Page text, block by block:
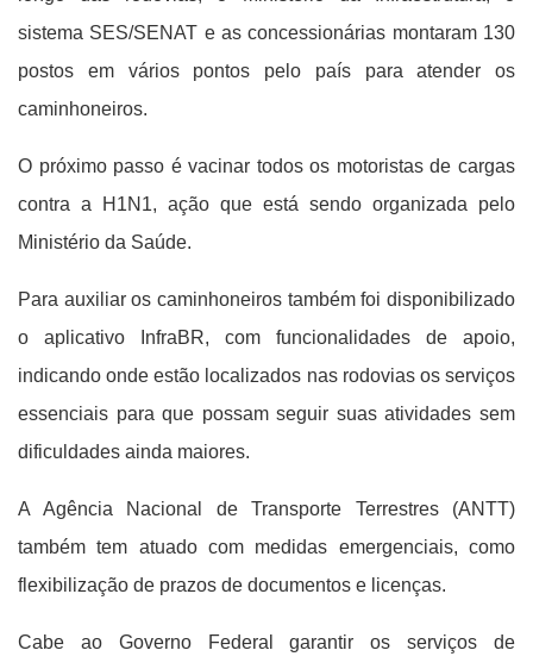
sistema SES/SENAT e as concessionárias montaram 130
postos em vários pontos pelo país para atender os
caminhoneiros.
O próximo passo é vacinar todos os motoristas de cargas
contra a H1N1, ação que está sendo organizada pelo
Ministério da Saúde.
Para auxiliar os caminhoneiros também foi disponibilizado
o aplicativo InfraBR, com funcionalidades de apoio,
indicando onde estão localizados nas rodovias os serviços
essenciais para que possam seguir suas atividades sem
dificuldades ainda maiores.
A Agência Nacional de Transporte Terrestres (ANTT)
também tem atuado com medidas emergenciais, como
flexibilização de prazos de documentos e licenças.
Cabe ao Governo Federal garantir os serviços de